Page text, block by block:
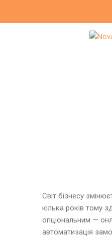
Світ бізнесу
кілька років тому
опціональним —
автоматизація